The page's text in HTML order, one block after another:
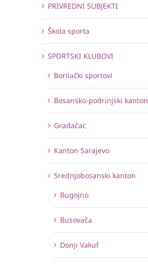
PRIVREDNI SUBJEKTI
Škola sporta
SPORTSKI KLUBOVI
Borilački sportovi
Bosansko-podrinjski kanton
Gradačac
Kanton Sarajevo
Srednjobosanski kanton
Bugojno
Busovača
Donji Vakuf